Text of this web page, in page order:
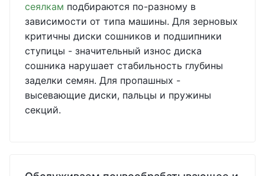
сеялкам подбираются по-разному в
зависимости от типа машины. Для зерновых
критичны диски сошников и подшипники
ступицы - значительный износ диска
сошника нарушает стабильность глубины
заделки семян. Для пропашных -
высевающие диски, пальцы и пружины
секций.